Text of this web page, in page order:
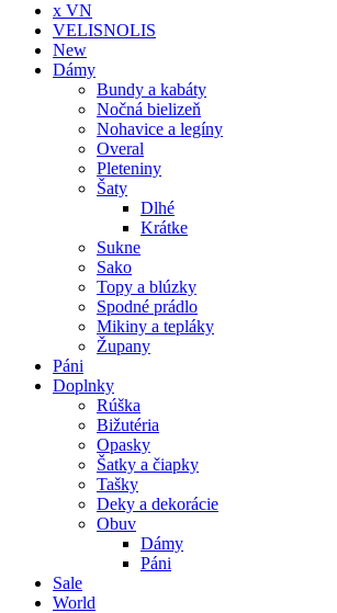
x VN
VELISNOLIS
New
Dámy
Bundy a kabáty
Nočná bielizeň
Nohavice a legíny
Overal
Pleteniny
Šaty
Dlhé
Krátke
Sukne
Sako
Topy a blúzky
Spodné prádlo
Mikiny a tepláky
Župany
Páni
Doplnky
Rúška
Bižutéria
Opasky
Šatky a čiapky
Tašky
Deky a dekorácie
Obuv
Dámy
Páni
Sale
World